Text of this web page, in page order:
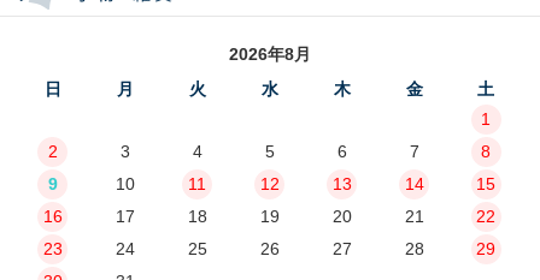
2026年8月
日
月 火 水 木 金
土
1
2
3 4 5 6 7
8
9
10 11 12 13 14
15
16
17 18 19 20 21
22
23
24 25 26 27 28
29